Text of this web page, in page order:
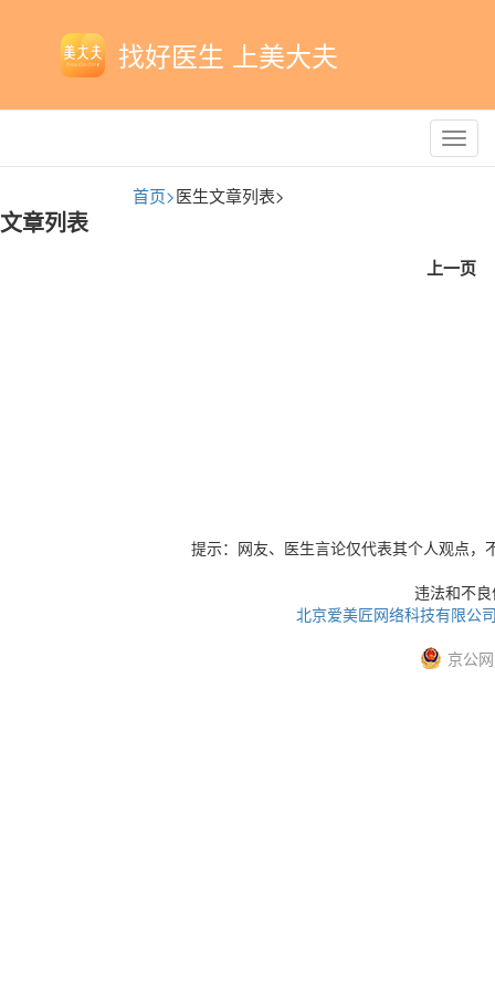
找好医生 上美大夫
首页>医生文章列表>
文章列表
上一页
提示：网友、医生言论仅代表其个人观点
违法和不
北京爱美匠网络科技有限公
京公